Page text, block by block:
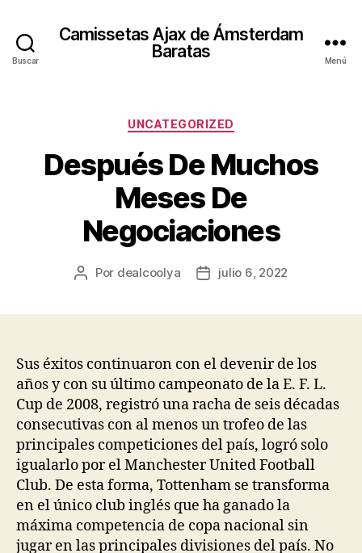
Buscar
Camissetas Ajax de Ámsterdam
Baratas
Menú
Categorías
UNCATEGORIZED
Después De Muchos
Meses De
Negociaciones
Autor
Por dealcoolya
Fechajulio 6, 2022
Sus éxitos continuaron con el devenir de los
años y con su último campeonato de la E. F. L.
Cup de 2008, registró una racha de seis décadas
consecutivas con al menos un trofeo de las
principales competiciones del país, logró solo
igualarlo por el Manchester United Football
Club. De esta forma, Tottenham se transforma
en el único club inglés que ha ganado la
máxima competencia de copa nacional sin
jugar en las principales divisiones del país. No